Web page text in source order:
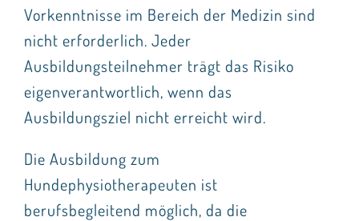
Vorkenntnisse im Bereich der Medizin sind
nicht erforderlich. Jeder
Ausbildungsteilnehmer trägt das Risiko
eigenverantwortlich, wenn das
Ausbildungsziel nicht erreicht wird.
Die Ausbildung zum
Hundephysiotherapeuten ist
berufsbegleitend möglich, da die